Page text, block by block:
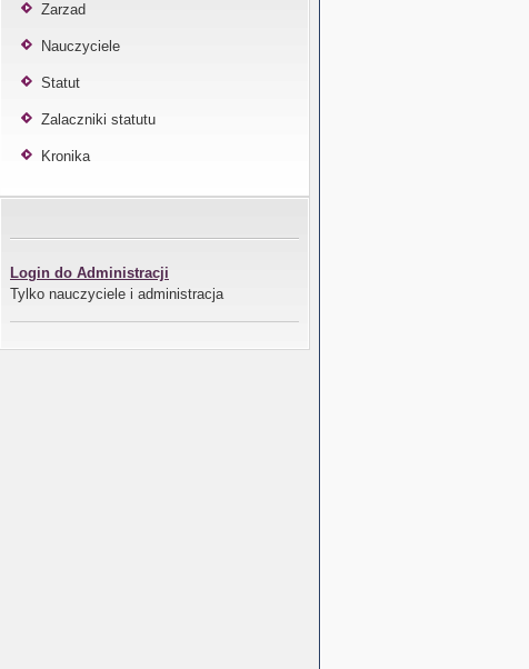
Zarzad
Nauczyciele
Statut
Zalaczniki statutu
Kronika
Login do Administracji
Tylko nauczyciele i administracja